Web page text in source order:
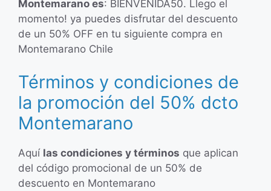
Montemarano es: BIENVENIDA50. Llego el
momento! ya puedes disfrutar del descuento
de un 50% OFF en tu siguiente compra en
Montemarano Chile
Términos y condiciones de
la promoción del 50% dcto
Montemarano
Aquí las condiciones y términos que aplican
del código promocional de un 50% de
descuento en Montemarano